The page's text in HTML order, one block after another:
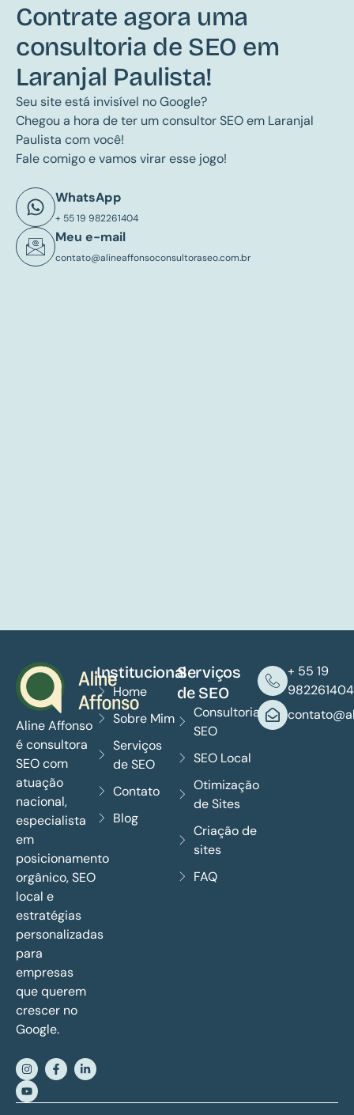
Contrate agora uma
consultoria de SEO em
Laranjal Paulista!
Seu site está invisível no Google?
Chegou a hora de ter um consultor SEO em Laranjal
Paulista com você!
Fale comigo e vamos virar esse jogo!
WhatsApp
+ 55 19 982261404
Meu e-mail
contato@alineaffonsoconsultoraseo.com.br
Aline Affonso
é consultora
SEO com
atuação
nacional,
especialista
em
posicionamento
orgânico, SEO
local e
estratégias
personalizadas
para
empresas
que querem
crescer no
Google.
Institucional
Home
Sobre Mim
Serviços
de SEO
Contato
Blog
Serviços
de SEO
Consultoria
SEO
SEO Local
Otimização
de Sites
Criação de
sites
FAQ
+ 55 19
982261404